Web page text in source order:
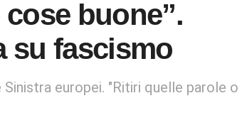
buone”.
su fascismo
europei. "Ritiri quelle parole o